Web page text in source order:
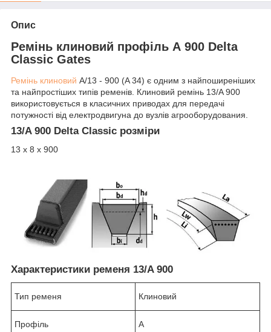
Опис
Ремінь клиновий профіль А 900 Delta
Classic Gates
Ремінь клиновий A/13 - 900 (A 34) є одним з найпоширеніших
та найпростіших типів ременів. Клиновий ремінь 13/A 900
використовується в класичних приводах для передачі
потужності від електродвигуна до вузлів агрооборудования.
13/A 900 Delta Classic розміри
13 х 8 х 900
Характеристики ременя 13/A 900
Тип ременя Клиновий
Профіль A